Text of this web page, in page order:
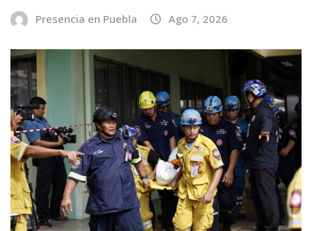
Presencia en Puebla Ago 7, 2026